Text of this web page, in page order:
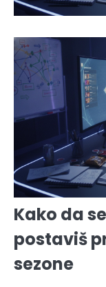
Kako da
postaviš
sezone